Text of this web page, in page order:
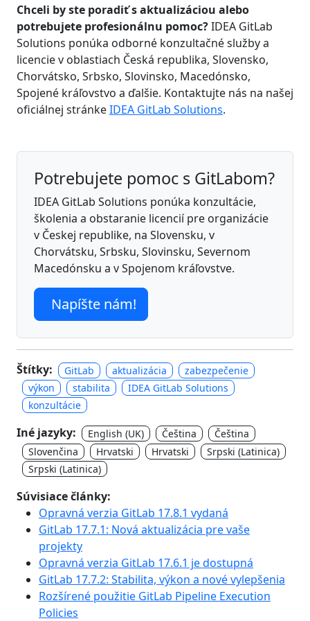
Chceli by ste poradiť s aktualizáciou alebo
potrebujete profesionálnu pomoc?IDEA GitLab
Solutions ponúka odborné konzultačné služby a
licencie v oblastiach Česká republika, Slovensko,
Chorvátsko, Srbsko, Slovinsko, Macedónsko,
Spojené kráľovstvo a ďalšie. Kontaktujte nás na našej
oficiálnej stránkeIDEA GitLab Solutions.
Potrebujete pomoc s GitLabom?
IDEA GitLab Solutions ponúka konzultácie,
školenia a obstaranie licencií pre organizácie
v Českej republike, na Slovensku, v
Chorvátsku, Srbsku, Slovinsku, Severnom
Macedónsku a v Spojenom kráľovstve.
Napíšte nám!
Štítky: GitLab aktualizácia
zabezpečenie
výkon
stabilita
IDEA GitLab Solutions
konzultácie
Iné jazyky: English (UK) Čeština
Čeština
Slovenčina
Hrvatski Hrvatski
Srpski (Latinica)
Srpski (Latinica)
Súvisiace články:
Opravná verzia GitLab 17.8.1 vydaná
GitLab 17.7.1: Nová aktualizácia pre vaše
projekty
Opravná verzia GitLab 17.6.1 je dostupná
GitLab 17.7.2: Stabilita, výkon a nové vylepšenia
Rozšírené použitie GitLab Pipeline Execution
Policies